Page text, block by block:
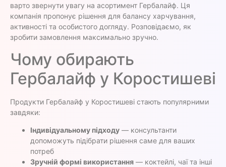
варто звернути увагу на асортимент Гербалайф. Ця
компанія пропонує рішення для балансу харчування,
активності та особистого догляду. Розповідаємо, як
зробити замовлення максимально зручно.
Чому обирають
Гербалайф у Коростишеві
Продукти Гербалайф у Коростишеві стають популярними
завдяки:
Індивідуальному підходу — консультанти
допоможуть підібрати рішення саме для ваших
потреб
Зручній формі використання — коктейлі, чаї та інші